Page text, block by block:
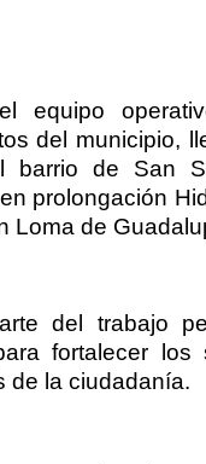
equipo
del municipio,
de San
prolongación
Loma de
del trabajo
fortalecer
de la ciudadanía.